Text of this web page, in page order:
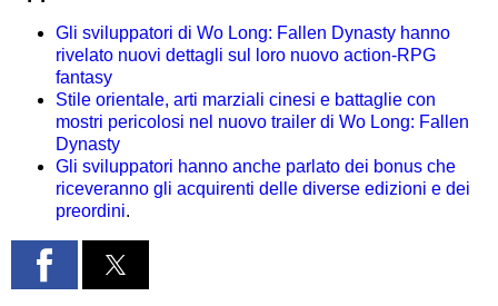
Gli sviluppatori di Wo Long: Fallen Dynasty hanno
rivelato nuovi dettagli sul loro nuovo action-RPG
fantasy
Stile orientale, arti marziali cinesi e battaglie con
mostri pericolosi nel nuovo trailer di Wo Long: Fallen
Dynasty
Gli sviluppatori hanno anche parlato dei bonus che
riceveranno gli acquirenti delle diverse edizioni e dei
preordini.